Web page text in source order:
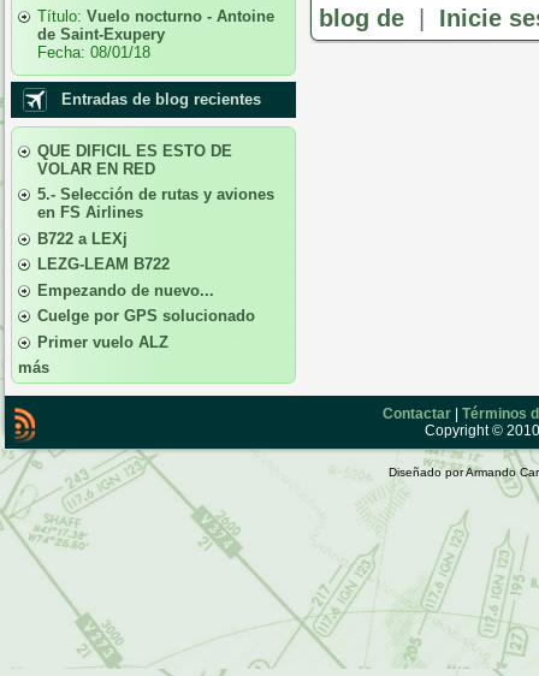
Título: Vuelo nocturno - Antoine
de Saint-Exupery
Fecha: 08/01/18
Entradas de blog recientes
QUE DIFICIL ES ESTO DE
VOLAR EN RED
5.- Selección de rutas y aviones
en FS Airlines
B722 a LEXj
LEZG-LEAM B722
Empezando de nuevo...
Cuelge por GPS solucionado
Primer vuelo ALZ
más
blog de Inicie
Contactar
Términos
Copyright ©
Diseñado por Armando